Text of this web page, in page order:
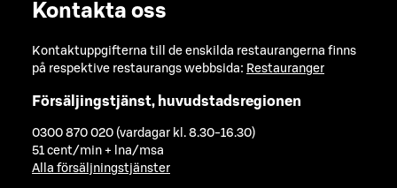
Kontakta oss
Kontaktuppgifterna till de enskilda restaurangerna finns
på respektive restaurangs webbsida: Restauranger
Försäljingstjänst, huvudstadsregionen
0300 870 020 (vardagar kl. 8.30-16.30)
51 cent/min + lna/msa
Alla försäljningstjänster